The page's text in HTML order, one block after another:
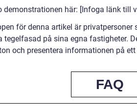
demonstrationen här: [Infoga länk till
för denna artikel är privatpersoner
tegelfasad på sina egna fastigheter.
och presentera informationen på
FAQ